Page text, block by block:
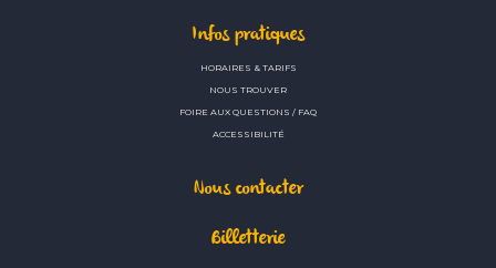
Infos pratiques
HORAIRES & TARIFS
NOUS TROUVER
FOIRE AUX QUESTIONS / FAQ
ACCESSIBILITÉ
Nous contacter
Billetterie